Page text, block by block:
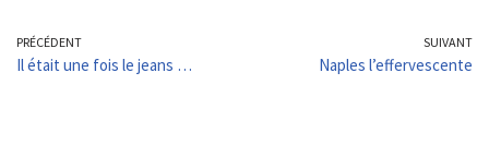
PRÉCÉDENT
Il était une fois le jeans …
SUIVANT
Naples l’effervescente